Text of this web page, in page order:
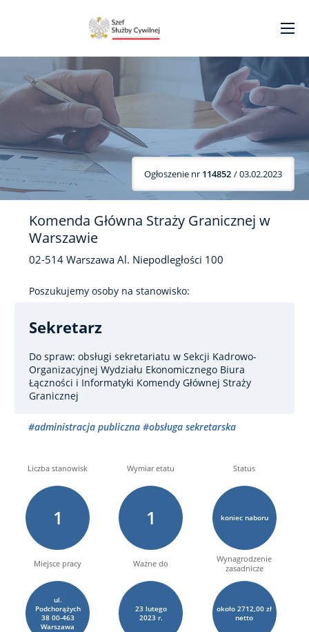
Ogłoszenie nr 114852 / 03.02.2023
Komenda Główna Straży Granicznej w
Warszawie
02-514 Warszawa Al. Niepodległości 100
Poszukujemy osoby na stanowisko:
Sekretarz
Do spraw: obsługi sekretariatu w Sekcji Kadrowo-
Organizacyjnej Wydziału Ekonomicznego Biura
Łączności i Informatyki Komendy Głównej Straży
Granicznej
#administracja publiczna #obsługa sekretarska
Liczba stanowisk
1
Wymiar etatu
1
Status
koniec naboru
Miejsce pracy
ul.
Podchorążych
38 00-463
Warszawa
Ważne do
23 lutego
2023 r.
Wynagrodzenie
zasadnicze
około 2712,00 zł
netto